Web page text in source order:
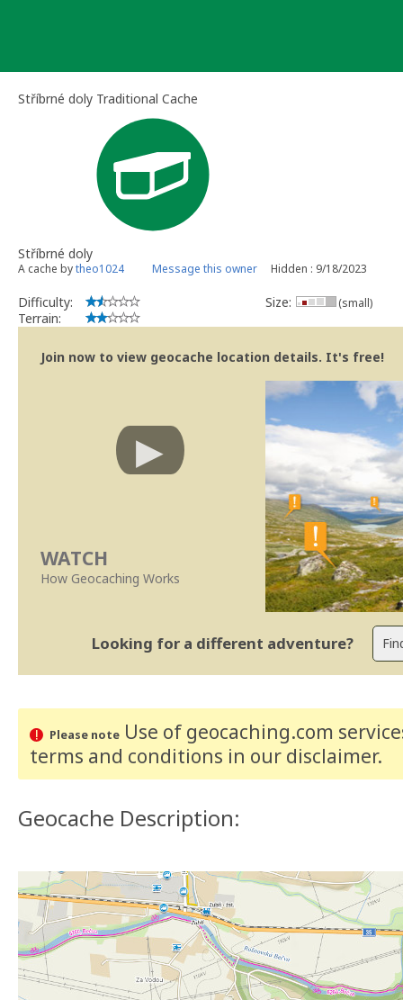
Stříbrné doly Traditional Cache
Stříbrné doly
A cache bytheo1024 Message this owner Hidden : 9/18/2023
Difficulty:
Terrain:
Size: (small)
Join now to view geocache location details. It's free!
WATCH
How Geocaching Works
Looking for a different adventure?
Please noteUse of geocaching.com
terms and conditions in our disclaimer.
Geocache Description: